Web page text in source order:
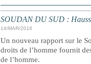
SOUDAN DU SUD :
14/MAR/2016
Un nouveau rapport sur le
droits de l’homme fournit
de l’homme.